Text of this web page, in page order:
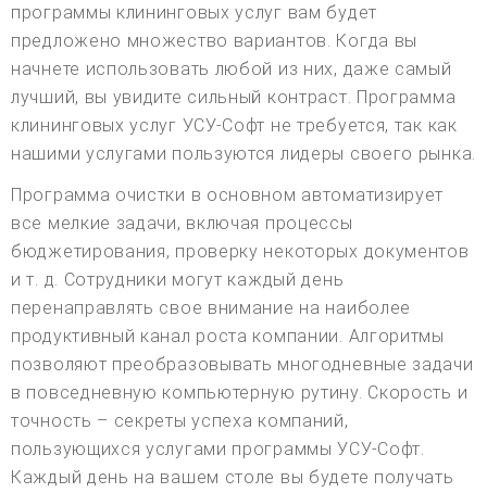
программы клининговых услуг вам будет
предложено множество вариантов. Когда вы
начнете использовать любой из них, даже самый
лучший, вы увидите сильный контраст. Программа
клининговых услуг УСУ-Софт не требуется, так как
нашими услугами пользуются лидеры своего рынка.
Программа очистки в основном автоматизирует
все мелкие задачи, включая процессы
бюджетирования, проверку некоторых документов
и т. д. Сотрудники могут каждый день
перенаправлять свое внимание на наиболее
продуктивный канал роста компании. Алгоритмы
позволяют преобразовывать многодневные задачи
в повседневную компьютерную рутину. Скорость и
точность – секреты успеха компаний,
пользующихся услугами программы УСУ-Софт.
Каждый день на вашем столе вы будете получать